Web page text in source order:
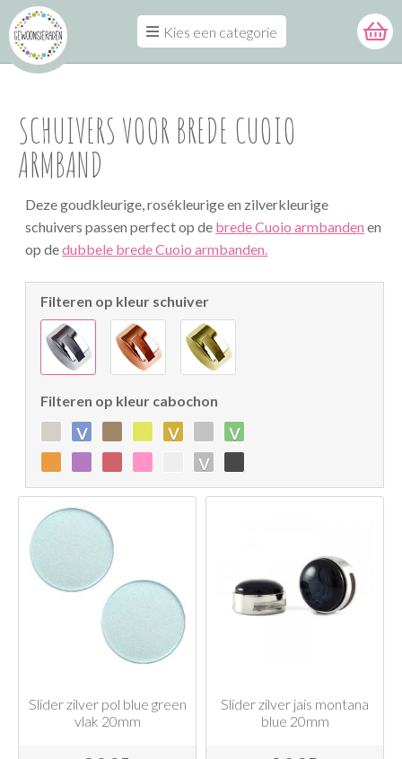
Kies een categorie
SCHUIVERS VOOR BREDE CUOIO
ARMBAND
Deze goudkleurige, rosékleurige en zilverkleurige
schuivers passen perfect op de brede Cuoio armbanden en
op dedubbele brede Cuoio armbanden.
Filteren op kleur schuiver
Filteren op kleur cabochon
v v
v
v
Slider zilver pol blue green
vlak 20mm
Slider zilver jais montana
blue 20mm